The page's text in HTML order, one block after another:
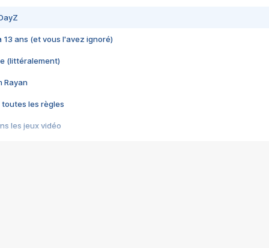
13 ans (et vous l'avez ignoré)
(littéralement)
Rayan
toutes les règles
les jeux vidéo